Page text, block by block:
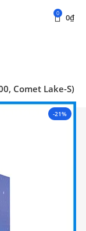
0 0₫
Comet Lake-S)
-21%